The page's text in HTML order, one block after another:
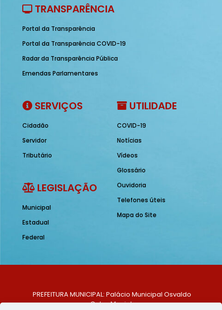
TRANSPARÊNCIA
Portal da Transparência
Portal da Transparência COVID-19
Radar da Transparência Pública
Emendas Parlamentares
SERVIÇOS
Cidadão
Servidor
Tributário
LEGISLAÇÃO
Municipal
Estadual
Federal
UTILIDADE
COVID-19
Notícias
Vídeos
Glossário
Ouvidoria
Telefones úteis
Mapa do Site
PREFEITURA MUNICIPAL: Palácio Municipal Osvaldo
Celso Maciel